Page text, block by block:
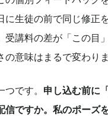
に生徒の前で同じ修正
受講料の差が「この目
の意味はまるで変わりま
です。 申し込む前に
信ですか。私のポーズ